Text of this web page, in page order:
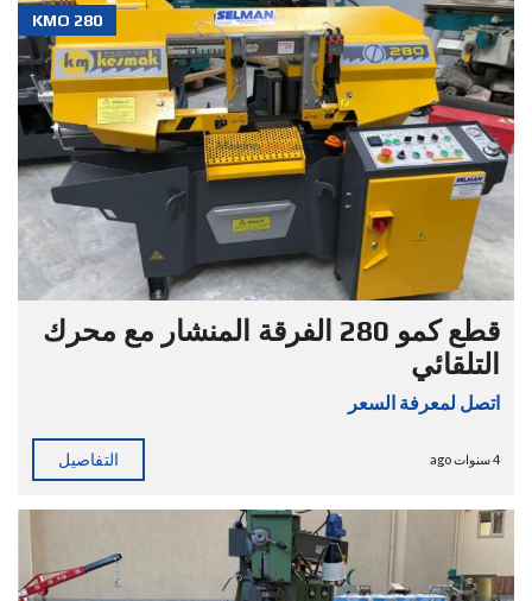
KMO 280
قطع كمو 280 الفرقة المنشار مع محرك
التلقائي
اتصل لمعرفة السعر
4 سنوات ago التفاصيل